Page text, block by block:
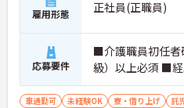
雇用形態 正社員(正職員)
応募要件
■介護職員初任者
級）以上必須 ■
車通勤可 未経験OK 寮・借り上げ 託